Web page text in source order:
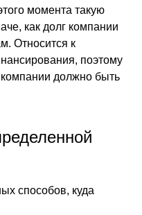
момента такую
как долг компании
Относится к
поэтому
должно быть
способов, куда